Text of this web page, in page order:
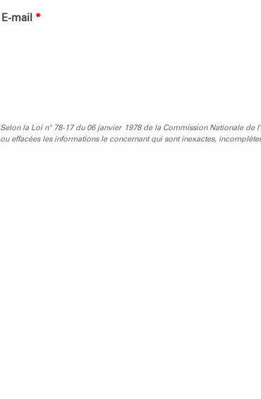
E-mail *
Selon la Loi n° 78-17 du 06 janvier 1978 de la Commission Nationale
ou effacées les informations le concernant qui sont inexactes,